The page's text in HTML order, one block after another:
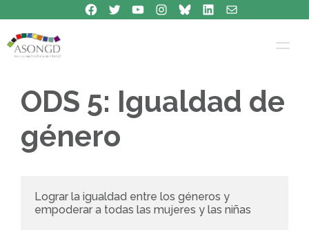
al
contenido
Síguenos en Facebook
Síguenos en Twitter
Síguenos en Youtube
Síguenos en Instagram
Bluesky
Síguenos en Linkedin
contacto
ODS 5: Igualdad de
género
Lograr la igualdad entre los géneros y
empoderar a todas las mujeres y las niñas